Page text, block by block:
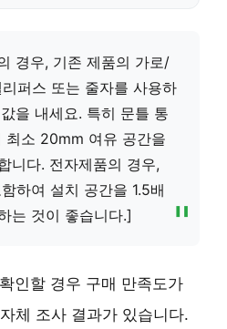
경우, 기존 제품의 가로/
퍼스 또는 줄자를 사용하
을 내세요. 특히 문틀 통
최소 20mm 여유 공간을
니다. 전자제품의 경우,
하여 설치 공간을 1.5배
는 것이 좋습니다.]
인할 경우 구매 만족도가
체 조사 결과가 있습니다.